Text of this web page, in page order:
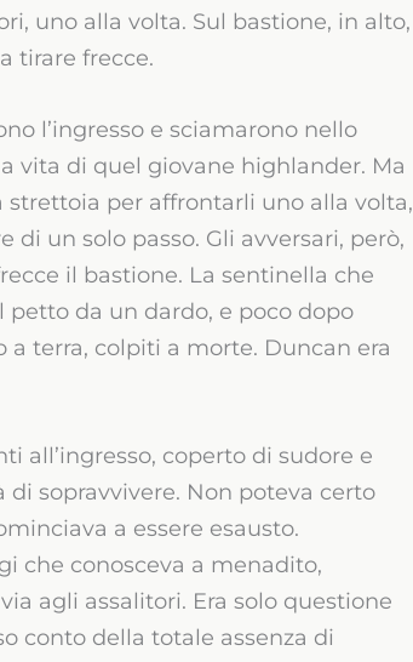
uno alla volta. Sul bastione, in alto,
tirare frecce.
l’ingresso e sciamarono nello
vita di quel giovane highlander. Ma
per affrontarli uno alla volta,
un solo passo. Gli avversari, però,
il bastione. La sentinella che
da un dardo, e poco dopo
terra, colpiti a morte. Duncan era
all’ingresso, coperto di sudore e
sopravvivere. Non poteva certo
a essere esausto.
che conosceva a menadito,
agli assalitori. Era solo questione
conto della totale assenza di